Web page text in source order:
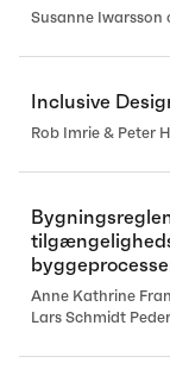
Susanne Iwarsson
Inclusive
Rob Imrie & Peter
Anne Kathrine
Lars Schmidt